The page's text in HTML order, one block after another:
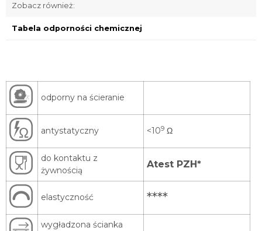
Zobacz również:
Tabela odporności chemicznej
odporny na ścieranie
antystatyczny <109 Ω
do kontaktu z
żywnością
Atest PZH*
elastyczność ****
wygładzona ścianka